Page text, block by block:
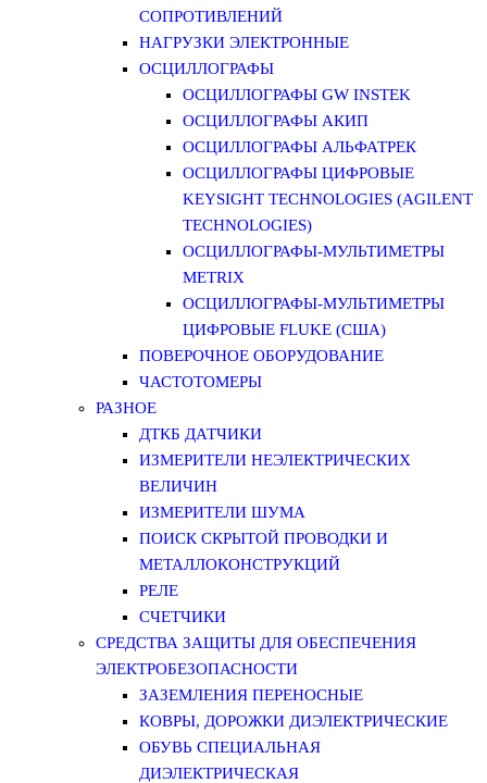
СОПРОТИВЛЕНИЙ
НАГРУЗКИ ЭЛЕКТРОННЫЕ
ОСЦИЛЛОГРАФЫ
ОСЦИЛЛОГРАФЫ GW INSTEK
ОСЦИЛЛОГРАФЫ АКИП
ОСЦИЛЛОГРАФЫ АЛЬФАТРЕК
ОСЦИЛЛОГРАФЫ ЦИФРОВЫЕ
KEYSIGHT TECHNOLOGIES (AGILENT
TECHNOLOGIES)
ОСЦИЛЛОГРАФЫ-МУЛЬТИМЕТРЫ
METRIX
ОСЦИЛЛОГРАФЫ-МУЛЬТИМЕТРЫ
ЦИФРОВЫЕ FLUKE (США)
ПОВЕРОЧНОЕ ОБОРУДОВАНИЕ
ЧАСТОТОМЕРЫ
РАЗНОЕ
ДТКБ ДАТЧИКИ
ИЗМЕРИТЕЛИ НЕЭЛЕКТРИЧЕСКИХ
ВЕЛИЧИН
ИЗМЕРИТЕЛИ ШУМА
ПОИСК СКРЫТОЙ ПРОВОДКИ И
МЕТАЛЛОКОНСТРУКЦИЙ
РЕЛЕ
СЧЕТЧИКИ
СРЕДСТВА ЗАЩИТЫ ДЛЯ ОБЕСПЕЧЕНИЯ
ЭЛЕКТРОБЕЗОПАСНОСТИ
ЗАЗЕМЛЕНИЯ ПЕРЕНОСНЫЕ
КОВРЫ, ДОРОЖКИ ДИЭЛЕКТРИЧЕСКИЕ
ОБУВЬ СПЕЦИАЛЬНАЯ
ДИЭЛЕКТРИЧЕСКАЯ